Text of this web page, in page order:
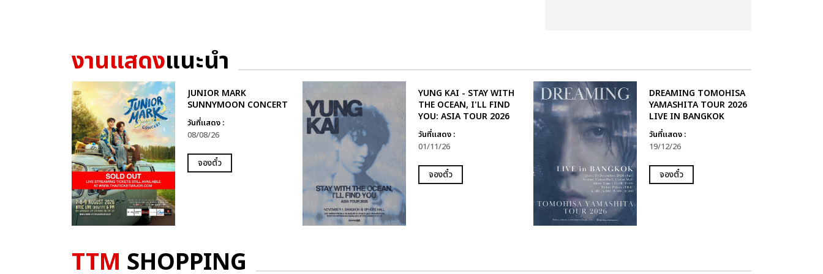
งานแสดงแนะนำ
JUNIOR MARK
SUNNYMOON CONCERT
วันที่แสดง :
08/08/26
จองตั๋ว
YUNG KAI - STAY WITH
THE OCEAN, I'LL FIND
YOU: ASIA TOUR 2026
วันที่แสดง :
01/11/26
จองตั๋ว
DREAMING TOMOHISA
YAMASHITA TOUR 2026
LIVE IN BANGKOK
วันที่แสดง :
19/12/26
จองตั๋ว
TTM SHOPPING